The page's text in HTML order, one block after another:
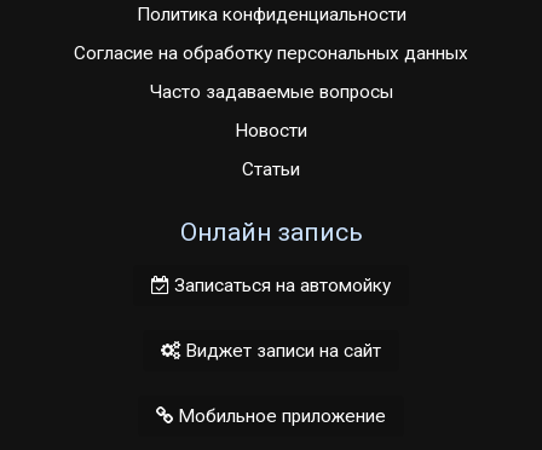
Политика конфиденциальности
Согласие на обработку персональных данных
Часто задаваемые вопросы
Новости
Статьи
Онлайн запись
Записаться на автомойку
Виджет записи на сайт
Мобильное приложение